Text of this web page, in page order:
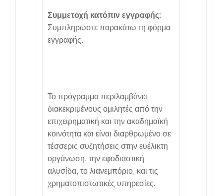
Συμμετοχή κατόπιν εγγραφής:
Συμπληρώστε παρακάτω τη φόρμα
εγγραφής.
Το πρόγραμμα περιλαμβάνει
διακεκριμένους ομιλητές από την
επιχειρηματική και την ακαδημαϊκή
κοινότητα και είναι διαρθρωμένο σε
τέσσερις συζητήσεις στην ευέλικτη
οργάνωση, την εφοδιαστική
αλυσίδα, το λιανεμπόριο, και τις
χρηματοπιστωτικές υπηρεσίες.